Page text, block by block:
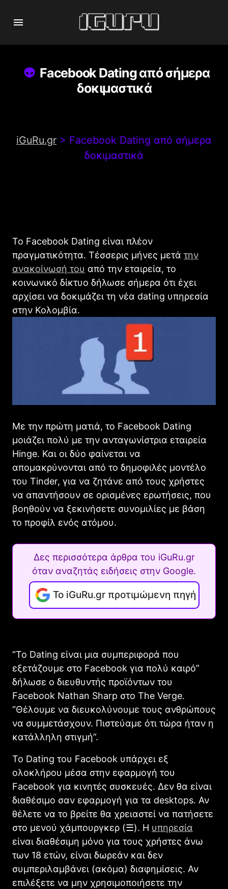
Facebook Dating από σήμερα
δοκιμαστικά
iGuRu.gr > Facebook Dating από σήμερα
δοκιμαστικά
Το Facebook Dating είναι πλέον
πραγματικότητα. Τέσσερις μήνες μετά την
ανακοίνωσή του από την εταιρεία, το
κοινωνικό δίκτυο δήλωσε σήμερα ότι έχει
αρχίσει να δοκιμάζει τη νέα dating υπηρεσία
στην Κολομβία.
Με την πρώτη ματιά, το Facebook Dating
μοιάζει πολύ με την ανταγωνίστρια εταιρεία
Hinge. Και οι δύο φαίνεται να
απομακρύνονται από το δημοφιλές μοντέλο
του Tinder, για να ζητάνε από τους χρήστες
να απαντήσουν σε ορισμένες ερωτήσεις, που
βοηθούν να ξεκινήσετε συνομιλίες με βάση
το προφίλ ενός ατόμου.
Δες περισσότερα άρθρα του iGuRu.gr
όταν αναζητάς ειδήσεις στην Google.
Το iGuRu.gr προτιμώμενη πηγή
“Το Dating είναι μια συμπεριφορά που
εξετάζουμε στο Facebook για πολύ καιρό”
δήλωσε ο διευθυντής προϊόντων του
Facebook Nathan Sharp στο The Verge.
“Θέλουμε να διευκολύνουμε τους ανθρώπους
να συμμετάσχουν. Πιστεύαμε ότι τώρα ήταν η
κατάλληλη στιγμή”.
Το Dating του Facebook υπάρχει εξ
ολοκλήρου μέσα στην εφαρμογή του
Facebook για κινητές συσκευές. Δεν θα είναι
διαθέσιμο σαν εφαρμογή για τα desktops. Αν
θέλετε να το βρείτε θα χρειαστεί να πατήσετε
στο μενού χάμπουργκερ (☰). Η υπηρεσία
είναι διαθέσιμη μόνο για τους χρήστες άνω
των 18 ετών, είναι δωρεάν και δεν
συμπεριλαμβάνει (ακόμα) διαφημίσεις. Αν
επιλέξετε να μην χρησιμοποιήσετε την